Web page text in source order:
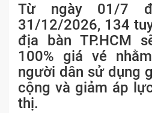
Từ ngày 01/7
31/12/2026, 134
địa bàn TP.HCM
100% giá vé
người dân sử dụng
cộng và giảm áp
thị.